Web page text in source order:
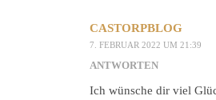
CASTORPBLOG
7. FEBRUAR 2022 UM 21:39
ANTWORTEN
Ich wünsche dir viel